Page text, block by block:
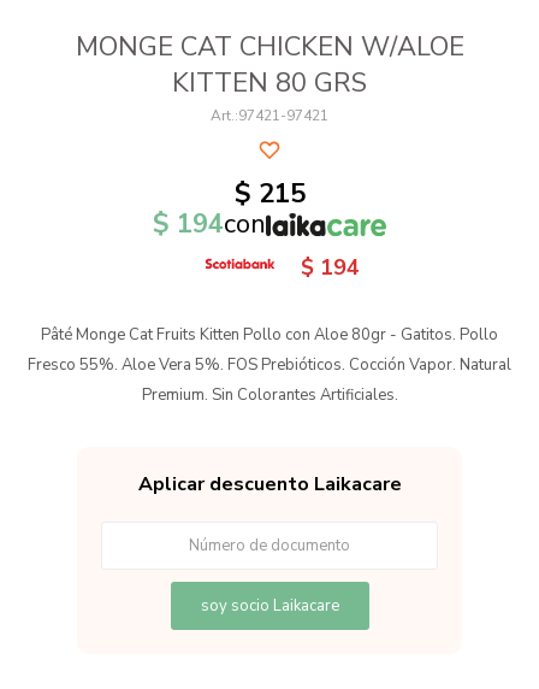
MONGE CAT CHICKEN W/ALOE
KITTEN 80 GRS
97421-97421
$ 215
$ 194con
$ 194
Pâté Monge Cat Fruits Kitten Pollo con Aloe 80gr - Gatitos. Pollo
Fresco 55%. Aloe Vera 5%. FOS Prebióticos. Cocción Vapor. Natural
Premium. Sin Colorantes Artificiales.
Aplicar descuento Laikacare
soy socio Laikacare